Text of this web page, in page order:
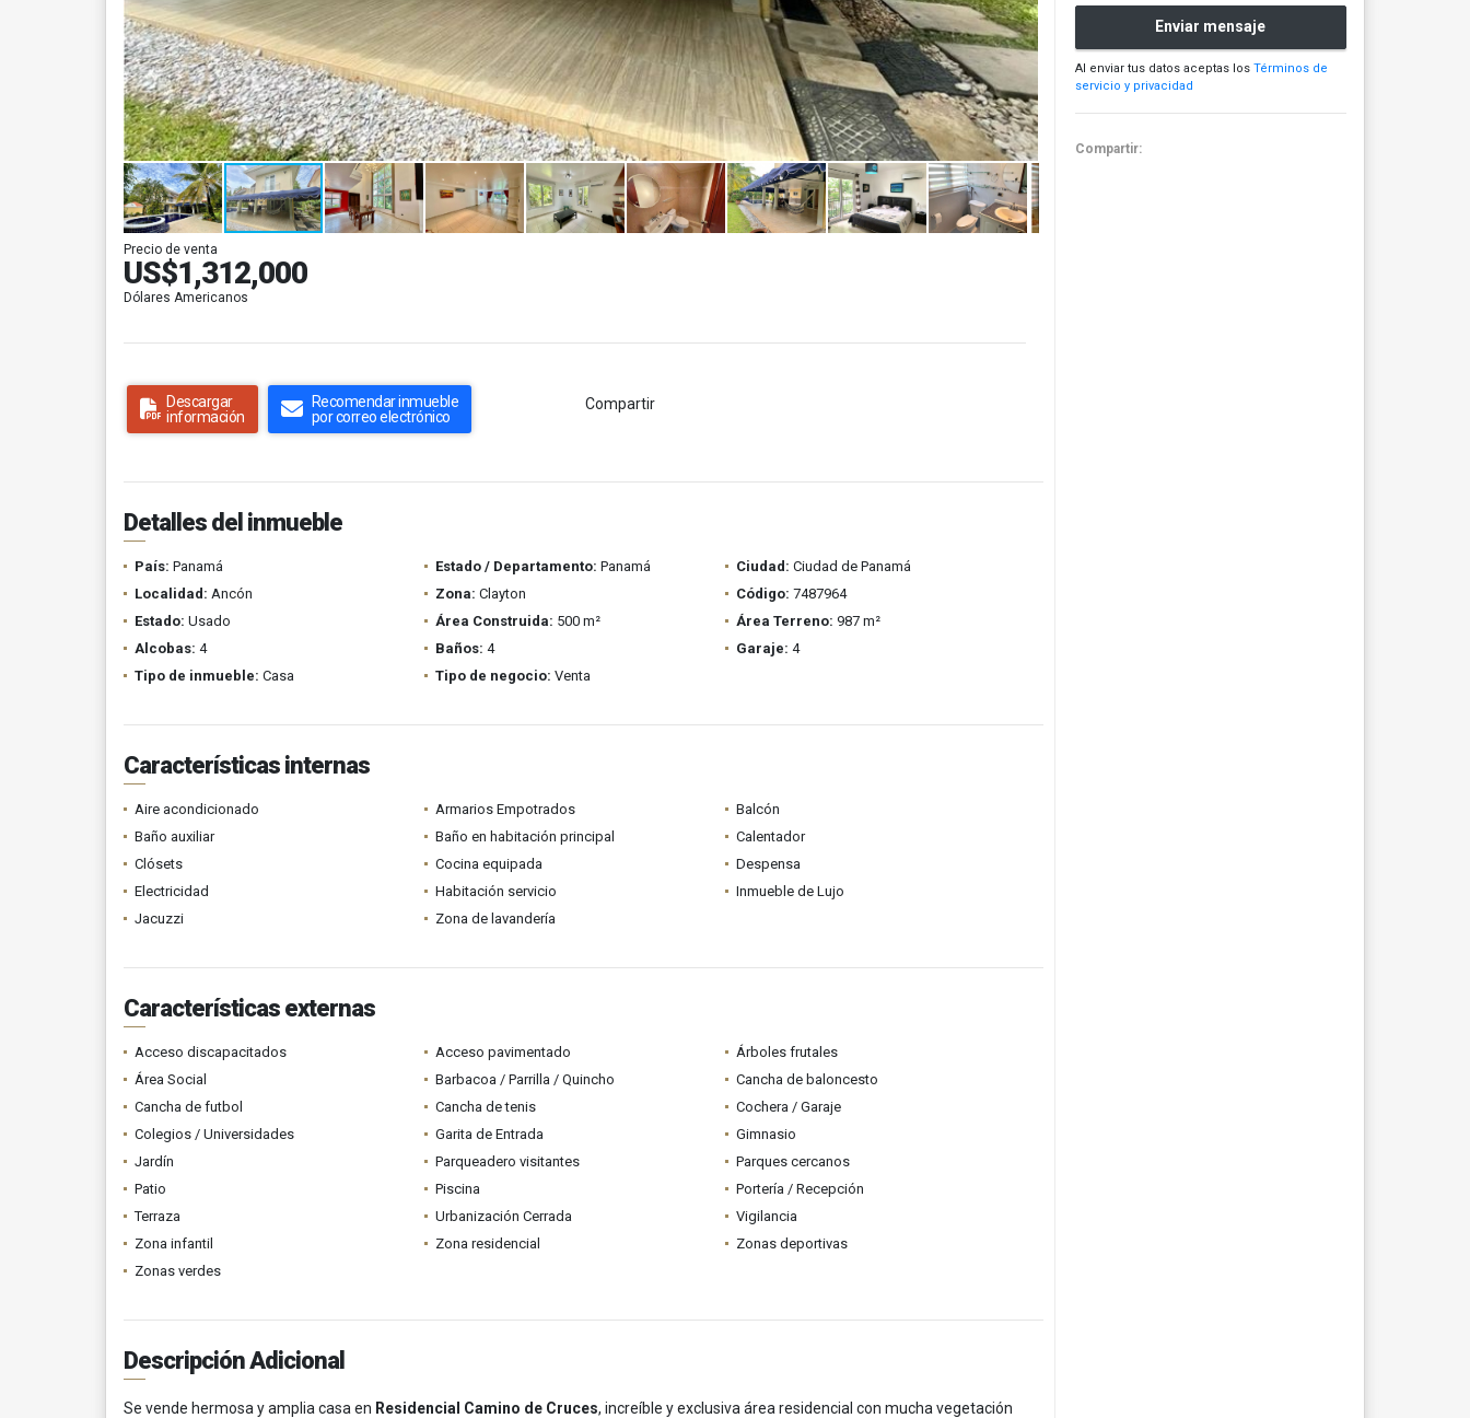
Precio de venta
US$1,312,000
Dólares Americanos
Descargar
información
Recomendar inmueble
por correo electrónico
Compartir
Detalles del inmueble
País: Panamá Estado / Departamento: Panamá Ciudad: Ciudad de Panamá
Localidad: Ancón Zona: Clayton Código: 7487964
Estado: Usado Área Construida: 500 m² Área Terreno: 987 m²
Alcobas: 4 Baños: 4 Garaje: 4
Tipo de inmueble: Casa Tipo de negocio: Venta
Características internas
Aire acondicionado Armarios Empotrados
Balcón
Baño auxiliar
Baño en habitación principal
Calentador
Clósets
Cocina equipada
Despensa
Electricidad
Habitación servicio
Inmueble de Lujo
Jacuzzi
Zona de lavandería
Características externas
Acceso discapacitados Acceso pavimentado
Árboles frutales
Área Social
Barbacoa / Parrilla / Quincho
Cancha de baloncesto
Cancha de futbol
Cancha de tenis
Cochera / Garaje
Colegios / Universidades
Garita de Entrada
Gimnasio
Jardín
Parqueadero visitantes
Parques cercanos
Patio
Piscina
Portería / Recepción
Terraza
Urbanización Cerrada
Vigilancia
Zona infantil
Zona residencial
Zonas deportivas
Zonas verdes
Descripción Adicional
Se vende hermosa y amplia casa en Residencial Camino de Cruces, increíble y exclusiva área residencial con mucha vegetación
Enviar mensaje
Al enviar tus datos aceptas los Términos de
servicio y privacidad
Compartir: